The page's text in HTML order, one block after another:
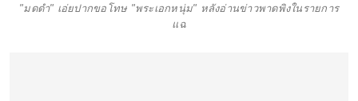
"มดดำ" เอ่ยปากขอโทษ "พระเอกหนุ่ม" หลังอ่านข่าวพาดพิงในรายการ
แฉ